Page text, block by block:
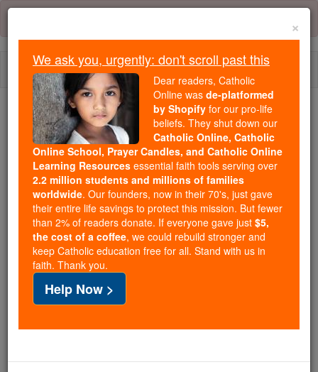
Skip
content
We ask you, urgently: don't scroll past this
Dear readers, Catholic Online
wasde-platformed by Shopify
for our pro-life beliefs. They
shut down ourCatholic
Online, Catholic Online School, Prayer Candles, and
Catholic Online Learning Resourcesessential faith
tools serving over2.2 million students and millions of
families worldwide. Our founders, now in their 70's,
just gave their entire life savings to protect this mission.
But fewer than 2% of readers donate. If everyone gave
just$5, the cost of a coffee, we could rebuild stronger
in faith. Thank you.DONATE TODAY >
×
We ask you, urgently: don't scroll past this
Dear readers, Catholic
Online was de-platformed
by Shopify for our pro-life
beliefs. They shut down our
Catholic Online, Catholic
Online School, Prayer Candles, and Catholic Online
Learning Resources essential faith tools serving over
2.2 million students and millions of families
worldwide. Our founders, now in their 70's, just gave
their entire life savings to protect this mission. But fewer
than 2% of readers donate. If everyone gave just $5,
the cost of a coffee, we could rebuild stronger and
keep Catholic education free for all. Stand with us in
faith. Thank you.
Help Now >